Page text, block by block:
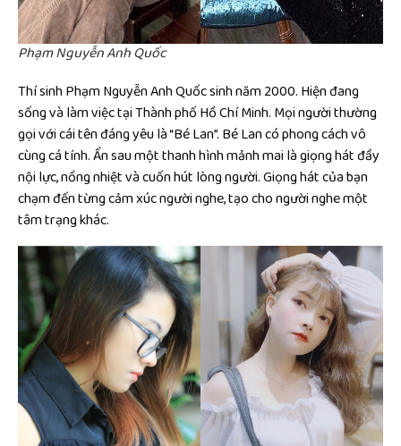
Phạm Nguyễn Anh Quốc
Thí sinh Phạm Nguyễn Anh Quốc sinh năm 2000. Hiện đang
sống và làm việc tại Thành phố Hồ Chí Minh. Mọi người thường
gọi với cái tên đáng yêu là “Bé Lan”. Bé Lan có phong cách vô
cùng cá tính. Ẩn sau một thanh hình mảnh mai là giọng hát đầy
nội lực, nồng nhiệt và cuốn hút lòng người. Giọng hát của bạn
chạm đến từng cảm xúc người nghe, tạo cho người nghe một
tâm trạng khác.